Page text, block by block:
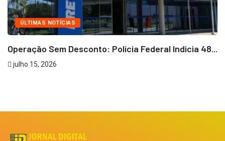
ÚLTIMAS NOTÍCIAS
Operação Sem Desconto: Polícia Federal Indicia 48...
julho 15, 2026